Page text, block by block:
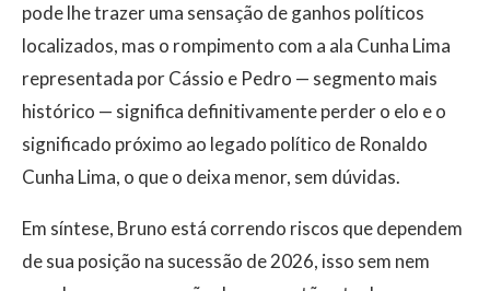
pode lhe trazer uma sensação de ganhos políticos
localizados, mas o rompimento com a ala Cunha Lima
representada por Cássio e Pedro — segmento mais
histórico — significa definitivamente perder o elo e o
significado próximo ao legado político de Ronaldo
Cunha Lima, o que o deixa menor, sem dúvidas.
Em síntese, Bruno está correndo riscos que dependem
de sua posição na sucessão de 2026, isso sem nem